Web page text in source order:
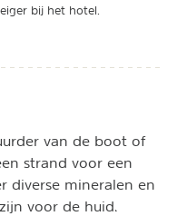
bij het hotel.
van de boot of
strand voor een
diverse mineralen en
voor de huid.